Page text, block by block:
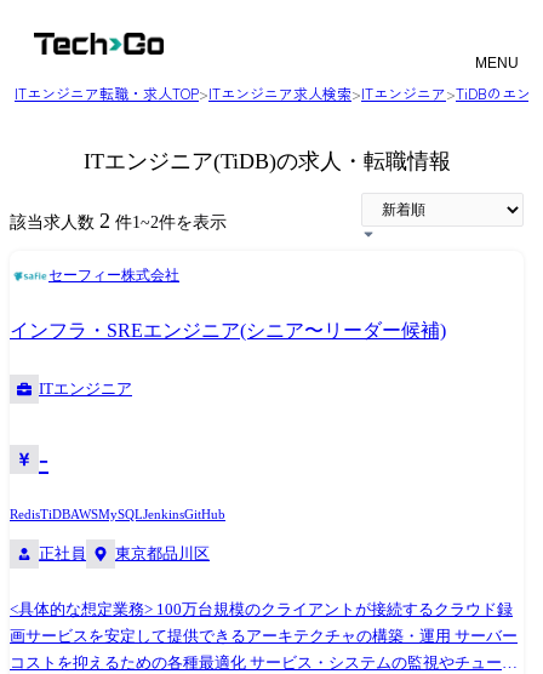
MENU
ITエンジニア転職・求人TOP>ITエンジニア求人検索>ITエンジニア>TiDBのエン
ITエンジニア(TiDB)の求人・転職情報
該当求人数 2 件1~2件を表示
セーフィー株式会社
インフラ・SREエンジニア(シニア〜リーダー候補)
ITエンジニア
-
RedisTiDBAWSMySQLJenkinsGitHub
正社員 東京都品川区
<具体的な想定業務> 100万台規模のクライアントが接続するクラウド録
画サービスを安定して提供できるアーキテクチャの構築・運用 サーバー
コストを抑えるための各種最適化 サービス・システムの監視やチューニ